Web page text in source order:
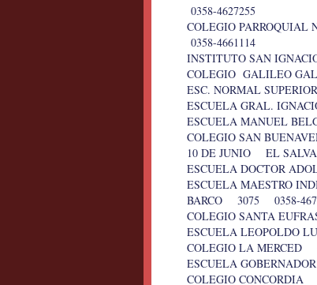
0358-4627255
COLEGIO
0358-4661114
INSTITUTO SAN
COLEGIO GALILEO
ESC. NORMAL
ESCUELA GRAL.
ESCUELA MANUEL
COLEGIO SAN
10 DE JUNIO EL
ESCUELA DOCTOR
ESCUELA MAESTRO
BARCO 3075 0358-
COLEGIO SANTA
ESCUELA LEOPOLDO
COLEGIO LA
ESCUELA
COLEGIO